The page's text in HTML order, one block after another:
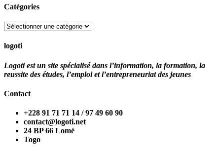
Catégories
Catégories
logoti
Logoti est un site spécialisé dans l’information, la formation, la
reussite des études, l’emploi et l’entrepreneuriat des jeunes
Contact
+228 91 71 71 14 / 97 49 60 90
contact@logoti.net
24 BP 66 Lomé
Togo